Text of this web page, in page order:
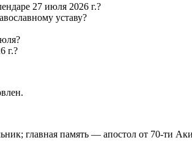
27 июля 2026 г.?
уставу?
г.?
главная память — апостол от 70-